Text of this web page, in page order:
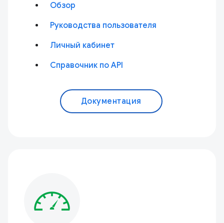
Обзор
Руководства пользователя
Личный кабинет
Справочник по API
Документация